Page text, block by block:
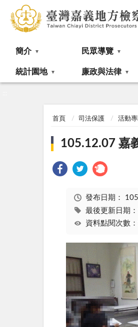
簡介 民眾導覽
統計園地 廉政與法律
首頁 司法保護 活動
105.12.07 嘉
發布日期：
最後更新日期
資料點閱次數